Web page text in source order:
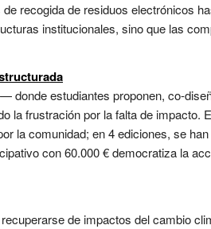
recogida de residuos electrónicos
institucionales, sino que las
estudiantes proponen, co-
la frustración por la falta de impacto.
la comunidad; en 4 ediciones, se
con 60.000 € democratiza la
de impactos del cambio